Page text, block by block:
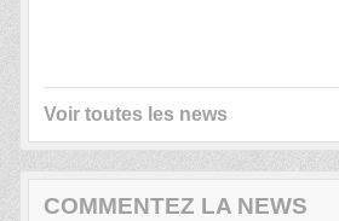
Voir toutes les news
COMMENTEZ LA NEWS